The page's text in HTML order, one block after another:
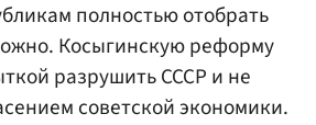
полностью отобрать
Косыгинскую реформу
разрушить СССР и не
советской экономики.